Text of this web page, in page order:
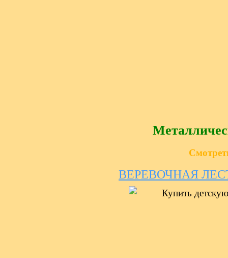
ВЕРЕВОЧНАЯ